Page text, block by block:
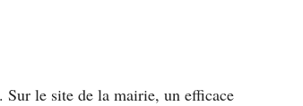
Sur le site de la mairie, un efficace